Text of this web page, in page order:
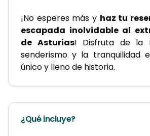
¡No esperes más y haz tu
escapada inolvidable al
de Asturias! Disfruta de la
senderismo y la tranquilidad
único y lleno de historia.
¿Qué incluye?